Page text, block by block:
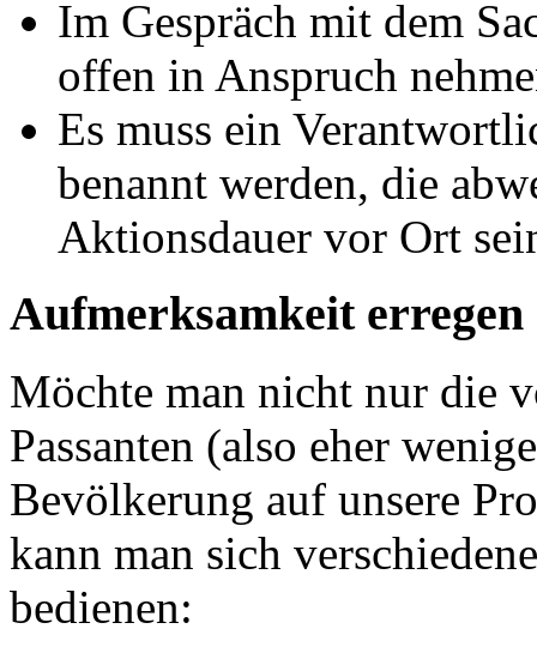
Im Gespräch mit dem
offen in Anspruch
Es muss ein
benannt werden, die
Aktionsdauer vor Ort
Aufmerksamkeit erregen
Möchte man nicht nur die
Passanten (also eher
Bevölkerung auf unsere
kann man sich
bedienen: